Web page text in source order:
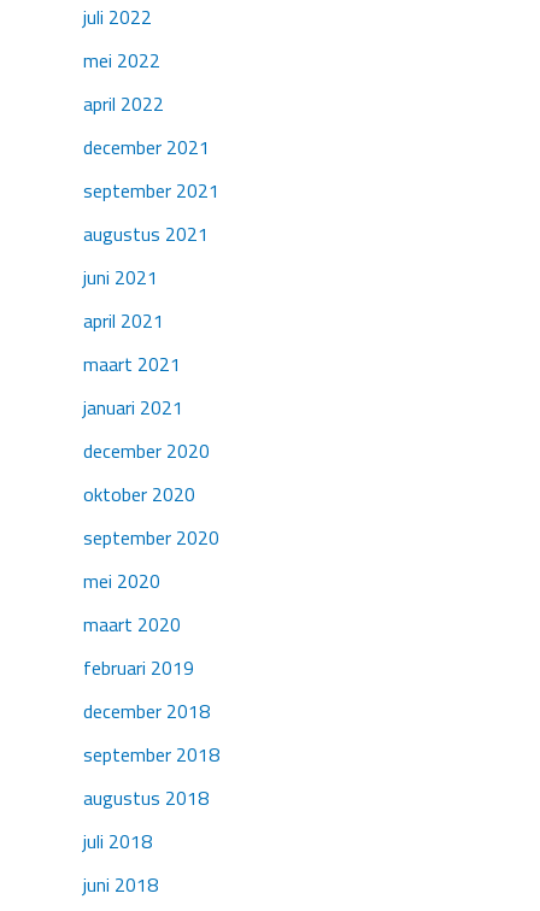
juli 2022
mei 2022
april 2022
december 2021
september 2021
augustus 2021
juni 2021
april 2021
maart 2021
januari 2021
december 2020
oktober 2020
september 2020
mei 2020
maart 2020
februari 2019
december 2018
september 2018
augustus 2018
juli 2018
juni 2018